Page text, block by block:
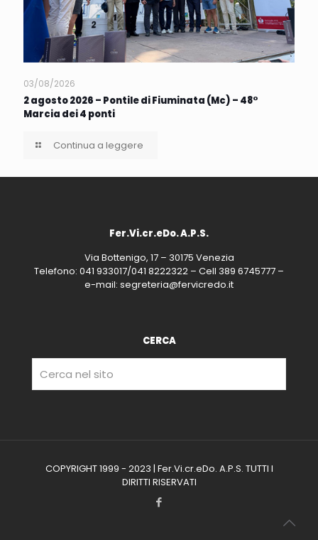
03/08/2026
2 agosto 2026 – Pontile di Fiuminata (Mc) – 48°
Marcia dei 4 ponti
Continua a leggere
Fer.Vi.cr.eDo. A.P.S.
Via Bottenigo, 17 – 30175 Venezia
Telefono: 041 933017/041 8222322 – Cell 389 6745777 –
e-mail: segreteria@fervicredo.it
CERCA
COPYRIGHT 1999 - 2023 | Fer.Vi.cr.eDo. A.P.S. TUTTI I
DIRITTI RISERVATI